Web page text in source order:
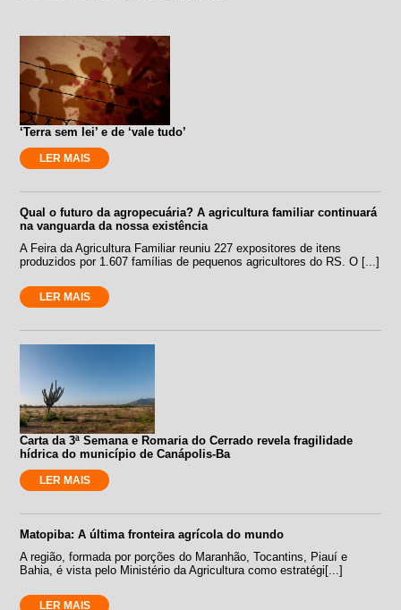
‘Terra sem lei’ e de ‘vale tudo’
LER MAIS
Qual o futuro da agropecuária? A agricultura familiar continuará
na vanguarda da nossa existência
A Feira da Agricultura Familiar reuniu 227 expositores de itens
produzidos por 1.607 famílias de pequenos agricultores do RS. O [...]
LER MAIS
Carta da 3ª Semana e Romaria do Cerrado revela fragilidade
hídrica do município de Canápolis-Ba
LER MAIS
Matopiba: A última fronteira agrícola do mundo
A região, formada por porções do Maranhão, Tocantins, Piauí e
Bahia, é vista pelo Ministério da Agricultura como estratégi[...]
LER MAIS